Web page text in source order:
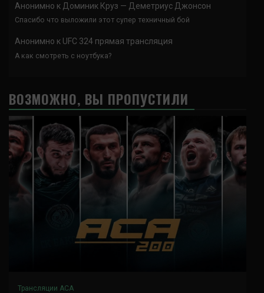
Анонимно к Доминик Круз — Деметриус Джонсон
Спасибо что выложили этот супер техничный бой
Анонимно к UFC 324 прямая трансляция
А как смотреть с ноутбука?
ВОЗМОЖНО, ВЫ ПРОПУСТИЛИ
Трансляции ACA